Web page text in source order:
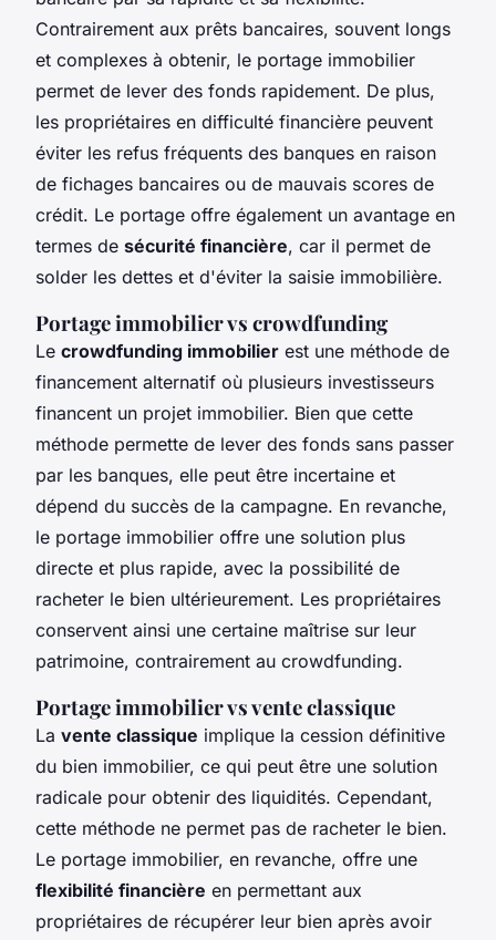
Contrairement aux prêts bancaires, souvent longs
et complexes à obtenir, le portage immobilier
permet de lever des fonds rapidement. De plus,
les propriétaires en difficulté financière peuvent
éviter les refus fréquents des banques en raison
de fichages bancaires ou de mauvais scores de
crédit. Le portage offre également un avantage en
termes de sécurité financière, car il permet de
solder les dettes et d'éviter la saisie immobilière.
Portage immobilier vs crowdfunding
Le crowdfunding immobilier est une méthode de
financement alternatif où plusieurs investisseurs
financent un projet immobilier. Bien que cette
méthode permette de lever des fonds sans passer
par les banques, elle peut être incertaine et
dépend du succès de la campagne. En revanche,
le portage immobilier offre une solution plus
directe et plus rapide, avec la possibilité de
racheter le bien ultérieurement. Les propriétaires
conservent ainsi une certaine maîtrise sur leur
patrimoine, contrairement au crowdfunding.
Portage immobilier vs vente classique
La vente classique implique la cession définitive
du bien immobilier, ce qui peut être une solution
radicale pour obtenir des liquidités. Cependant,
cette méthode ne permet pas de racheter le bien.
Le portage immobilier, en revanche, offre une
flexibilité financière en permettant aux
propriétaires de récupérer leur bien après avoir